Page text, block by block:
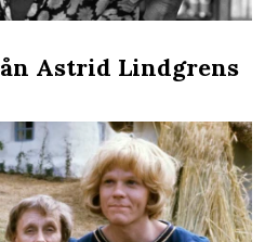
Astrid Lindgrens